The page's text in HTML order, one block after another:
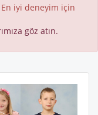
iyi deneyim için
göz atın.